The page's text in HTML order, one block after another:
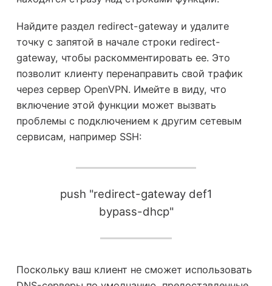
Найдите раздел redirect-gateway и удалите
точку с запятой в начале строки redirect-
gateway, чтобы раскомментировать ее. Это
позволит клиенту перенаправить свой трафик
через сервер OpenVPN. Имейте в виду, что
включение этой функции может вызвать
проблемы с подключением к другим сетевым
сервисам, например SSH:
push "redirect-gateway def1
bypass-dhcp"
Поскольку ваш клиент не сможет использовать